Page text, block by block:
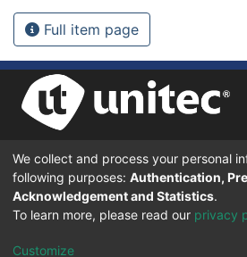
Full item page
UNIVERSIDAD TECNOLÓGICA
BOULEVARD KENNEDY, V-782, FRENTE A
TEGUCIGALPA, FRANCISCO MORAZÁN, 11101
© 2024 Todos los Derechos
We collect and process your personal
following purposes: Authentication,
Acknowledgement and Statistics.
To learn more, please read our privacy
Customize